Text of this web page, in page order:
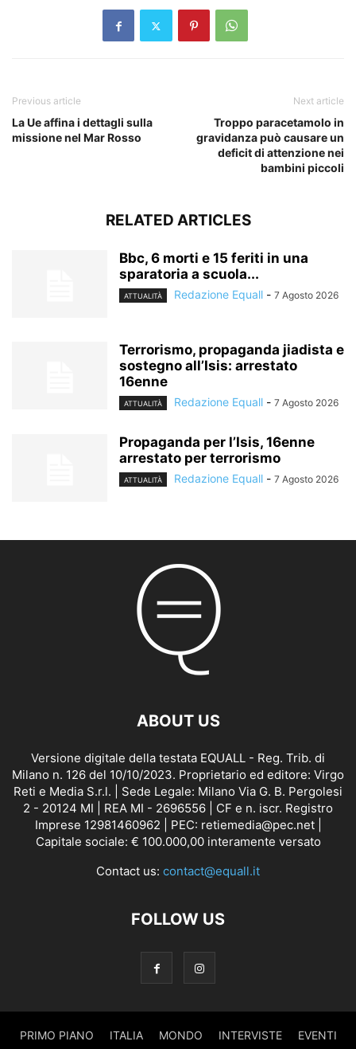
Previous article
La Ue affina i dettagli sulla
missione nel Mar Rosso
Next article
Troppo paracetamolo in
gravidanza può causare un
deficit di attenzione nei
bambini piccoli
RELATED ARTICLES
Bbc, 6 morti e 15 feriti in una
sparatoria a scuola...
ATTUALITÀ Redazione Equall - 7 Agosto 2026
Terrorismo, propaganda jiadista e
sostegno all’Isis: arrestato
16enne
ATTUALITÀ Redazione Equall - 7 Agosto 2026
Propaganda per l’Isis, 16enne
arrestato per terrorismo
ATTUALITÀ Redazione Equall - 7 Agosto 2026
ABOUT US
Versione digitale della testata EQUALL - Reg. Trib. di
Milano n. 126 del 10/10/2023. Proprietario ed editore: Virgo
Reti e Media S.r.l. | Sede Legale: Milano Via G. B. Pergolesi
2 - 20124 MI | REA MI - 2696556 | CF e n. iscr. Registro
Imprese 12981460962 | PEC: retiemedia@pec.net |
Capitale sociale: € 100.000,00 interamente versato
Contact us: contact@equall.it
FOLLOW US
PRIMO PIANO ITALIA MONDO INTERVISTE EVENTI